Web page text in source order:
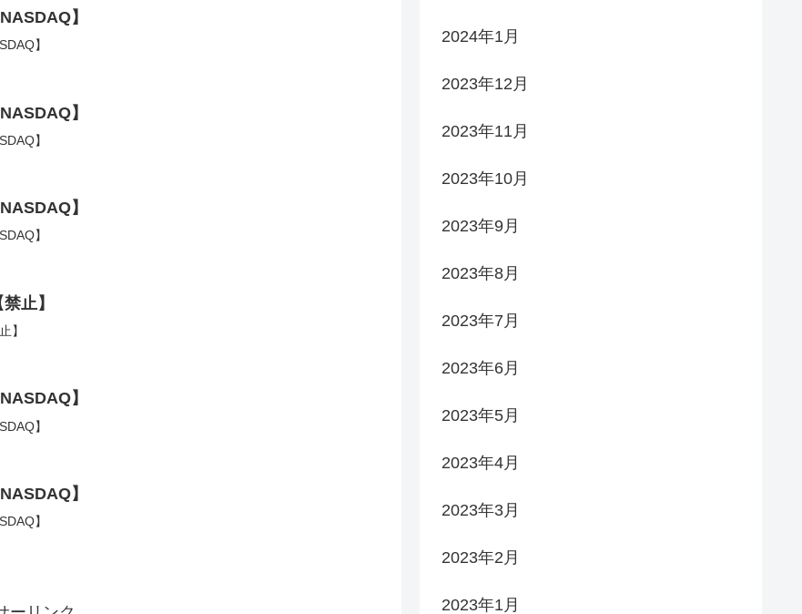
】
】
】
】
】
】
止】
】
】
】
】
】
2024年1月
2023年12月
2023年11月
2023年10月
2023年9月
2023年8月
2023年7月
2023年6月
2023年5月
2023年4月
2023年3月
2023年2月
2023年1月